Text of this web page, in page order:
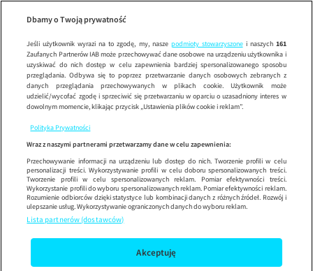
Wypróbuj aplikację mobilną
Korzystaj z łatwiejszej nawigacji i ciesz się szybszym
Dbamy o Twoją prywatność
Jeśli użytkownik wyrazi na to zgodę, my, nasze podmioty stowarzyszonei naszych 161
Zaufanych Partnerów IAB może przechowywać dane osobowe na urządzeniu użytkownika i
uzyskiwać do nich dostęp w celu zapewnienia bardziej spersonalizowanego sposobu
przeglądania. Odbywa się to poprzez przetwarzanie danych osobowych zebranych z
danych przeglądania przechowywanych w plikach cookie. Użytkownik może
udzielić/wycofać zgodę i sprzeciwić się przetwarzaniu w oparciu o uzasadniony interes w
dowolnym momencie, klikając przycisk „Ustawienia plików cookie i reklam”.
Polityka Prywatności
Wraz z naszymi partnerami przetwarzamy dane w celu zapewnienia:
Przechowywanie informacji na urządzeniu lub dostęp do nich. Tworzenie profili w celu
personalizacji treści. Wykorzystywanie profili w celu doboru spersonalizowanych treści.
Tworzenie profili w celu spersonalizowanych reklam. Pomiar efektywności treści.
Wykorzystanie profili do wyboru spersonalizowanych reklam. Pomiar efektywności reklam.
Rozumienie odbiorców dzięki statystyce lub kombinacji danych z różnych źródeł. Rozwój i
ulepszanie usług. Wykorzystywanie ograniczonych danych do wyboru reklam.
Lista partnerów (dostawców)
Akceptuję